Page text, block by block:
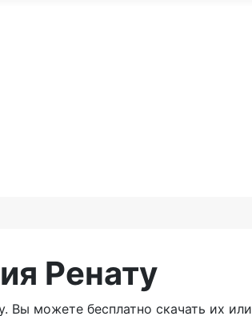
Ренату
Вы можете бесплатно скачать их или